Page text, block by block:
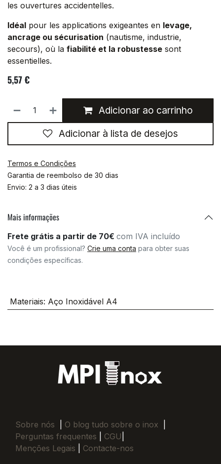
les ouvertures accidentelles.
Idéal pour les applications exigeantes en levage,
ancrage ou sécurisation (nautisme, industrie,
secours), où la fiabilité et la robustesse sont
essentielles.
5,57€
Adicionar ao carrinho
Adicionar à lista de desejos
Termos e Condições
Garantia de reembolso de 30 dias
Envio: 2 a 3 dias úteis
Mais informações
Frete grátis a partir de 70€ com IVA incluído
Você é um profissional? Crie uma conta para obter suas
condições específicas.
Materiais: Aço Inoxidável A4
Sobre nós O blog tudo sobre o inox
Perguntas frequentes
CGU
Menções Legais
Contacte-nos